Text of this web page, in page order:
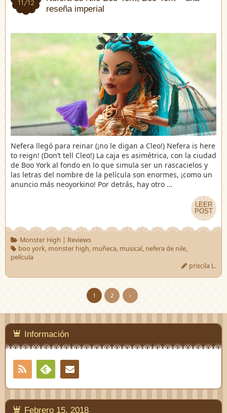
11/12
11/12
reseña imperial
Nefera llegó para reinar (¡no le digan a Cleo!) Nefera is here
to reign! (Don’t tell Cleo!) La caja es asimétrica, con la ciudad
de Boo York al fondo en lo que simula ser un rascacielos y
las letras del nombre de la película son enormes, ¡como un
anuncio más neoyorkino! Por detrás, hay otro …
LEER
POST
LEER
POST
Monster High | Reviews
boo york, monster high, muñeca, musical, nefera de nile,
película
priscila L.
1 2 ›
Información
RSS
Feedly
Febrero 15, 2018